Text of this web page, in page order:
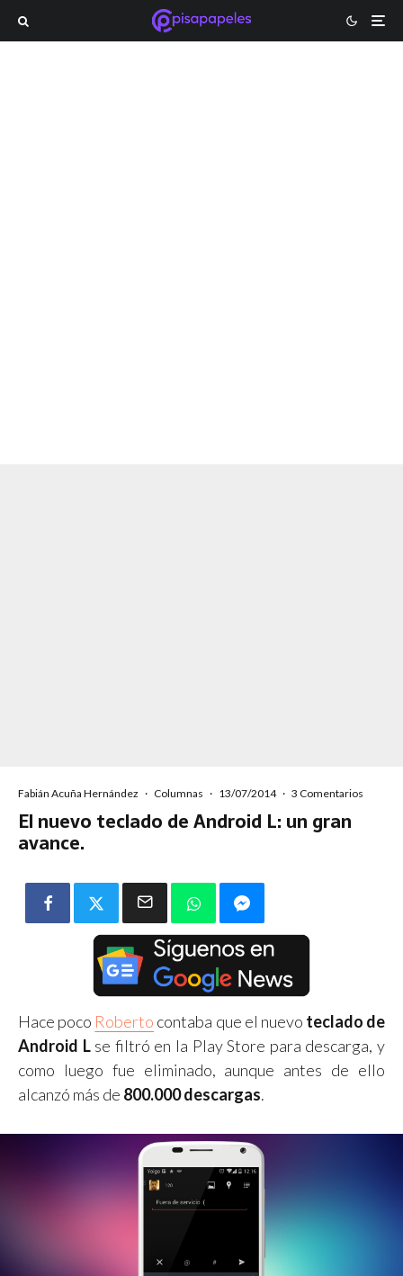
Fabián Acuña Hernández · Columnas · 13/07/2014 · 3 Comentarios
El nuevo teclado de Android L: un gran
avance.
Hace poco Roberto contaba que el nuevo teclado de
Android Lse filtró en la Play Store para descarga, y
como luego fue eliminado, aunque antes de ello
alcanzó más de 800.000 descargas.